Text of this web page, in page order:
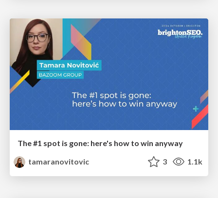
The #1 spot is gone: here's how to win anyway
tamaranovitovic
3 1.1k